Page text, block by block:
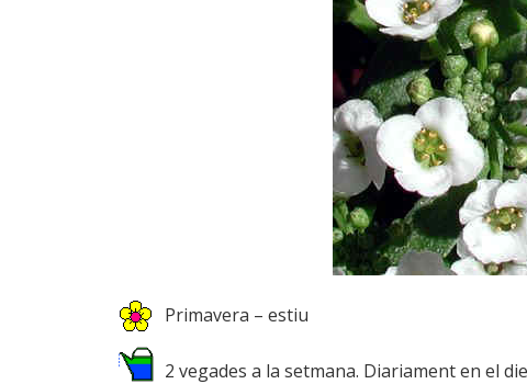
Primavera – estiu
2 vegades a la setmana. Diariament en el